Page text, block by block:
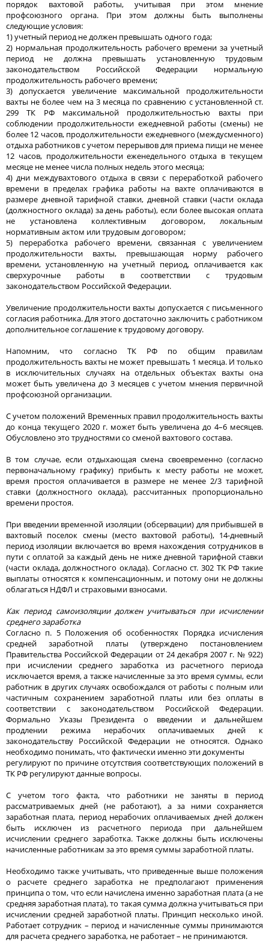
порядок вахтовой работы, учитывая при этом мнение
профсоюзного органа. При этом должны быть выполнены
следующие условия:
1) учетный период не должен превышать одного года;
2) нормальная продолжительность рабочего времени за учетный
период не должна превышать установленную трудовым
законодательством Российской Федерации нормальную
продолжительность рабочего времени;
3) допускается увеличение максимальной продолжительности
вахты не более чем на 3 месяца по сравнению с установленной ст.
299 ТК РФ максимальной продолжительностью вахты при
соблюдении продолжительности ежедневной работы (смены) не
более 12 часов, продолжительности ежедневного (междусменного)
отдыха работников с учетом перерывов для приема пищи не менее
12 часов, продолжительности еженедельного отдыха в текущем
месяце не менее числа полных недель этого месяца;
4) дни междувахтового отдыха в связи с переработкой рабочего
времени в пределах графика работы на вахте оплачиваются в
размере дневной тарифной ставки, дневной ставки (части оклада
(должностного оклада) за день работы), если более высокая оплата
не установлена коллективным договором, локальным
нормативным актом или трудовым договором;
5) переработка рабочего времени, связанная с увеличением
продолжительности вахты, превышающая норму рабочего
времени, установленную на учетный период, оплачивается как
сверхурочные работы в соответствии с трудовым
законодательством Российской Федерации.
Увеличение продолжительности вахты допускается с письменного
согласия работника. Для этого достаточно заключить с работником
дополнительное соглашение к трудовому договору.
Напомним, что согласно ТК РФ по общим правилам
продолжительность вахты не может превышать 1 месяца. И только
в исключительных случаях на отдельных объектах вахты она
может быть увеличена до 3 месяцев с учетом мнения первичной
профсоюзной организации.
С учетом положений Временных правил продолжительность вахты
до конца текущего 2020 г. может быть увеличена до 4–6 месяцев.
Обусловлено это трудностями со сменой вахтового состава.
В том случае, если отдыхающая смена своевременно (согласно
первоначальному графику) прибыть к месту работы не может,
время простоя оплачивается в размере не менее 2/3 тарифной
ставки (должностного оклада), рассчитанных пропорционально
времени простоя.
При введении временной изоляции (обсервации) для прибывшей в
вахтовый поселок смены (место вахтовой работы), 14-дневный
период изоляции включается во время нахождения сотрудников в
пути с оплатой за каждый день не ниже дневной тарифной ставки
(части оклада, должностного оклада). Согласно ст. 302 ТК РФ такие
выплаты относятся к компенсационным, и потому они не должны
облагаться НДФЛ и страховыми взносами.
Как период самоизоляции должен учитываться при исчислении
среднего заработка
Согласно п. 5 Положения об особенностях Порядка исчисления
средней заработной платы (утверждено постановлением
Правительства Российской Федерации от 24 декабря 2007 г. № 922)
при исчислении среднего заработка из расчетного периода
исключается время, а также начисленные за это время суммы, если
работник в других случаях освобождался от работы с полным или
частичным сохранением заработной платы или без оплаты в
соответствии с законодательством Российской Федерации.
Формально Указы Президента о введении и дальнейшем
продлении режима нерабочих оплачиваемых дней к
законодательству Российской Федерации не относятся. Однако
необходимо понимать, что фактически именно эти документы
регулируют по причине отсутствия соответствующих положений в
ТК РФ регулируют данные вопросы.
С учетом того факта, что работники не заняты в период
рассматриваемых дней (не работают), а за ними сохраняется
заработная плата, период нерабочих оплачиваемых дней должен
быть исключен из расчетного периода при дальнейшем
исчислении среднего заработка. Также должны быть исключены
начисленные работникам за это время суммы заработной платы.
Необходимо также учитывать, что приведенные выше положения
о расчете среднего заработка не предполагают применения
принципа о том, что если начислена именно заработная плата (а не
средняя заработная плата), то такая сумма должна учитываться при
исчислении средней заработной платы. Принцип несколько иной.
Работает сотрудник – период и начисленные суммы принимаются
для расчета среднего заработка, не работает – не принимаются.